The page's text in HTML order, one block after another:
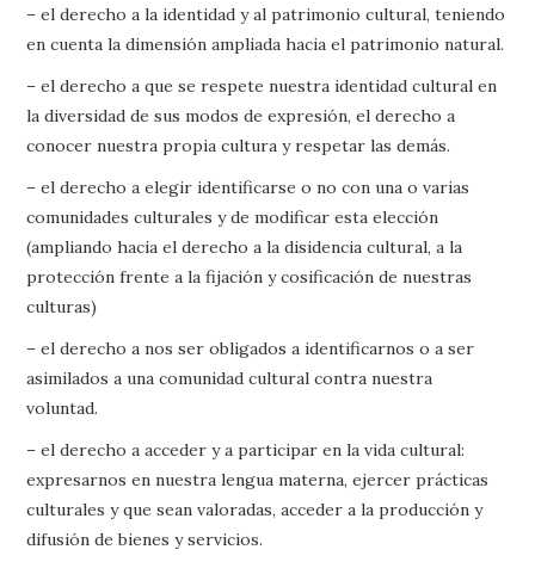
– el derecho a la identidad y al patrimonio cultural, teniendo
en cuenta la dimensión ampliada hacia el patrimonio natural.
– el derecho a que se respete nuestra identidad cultural en
la diversidad de sus modos de expresión, el derecho a
conocer nuestra propia cultura y respetar las demás.
– el derecho a elegir identificarse o no con una o varias
comunidades culturales y de modificar esta elección
(ampliando hacia el derecho a la disidencia cultural, a la
protección frente a la fijación y cosificación de nuestras
culturas)
– el derecho a nos ser obligados a identificarnos o a ser
asimilados a una comunidad cultural contra nuestra
voluntad.
– el derecho a acceder y a participar en la vida cultural:
expresarnos en nuestra lengua materna, ejercer prácticas
culturales y que sean valoradas, acceder a la producción y
difusión de bienes y servicios.